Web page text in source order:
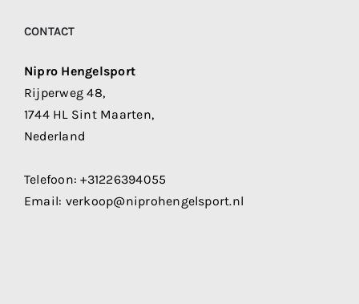
CONTACT
Nipro Hengelsport
Rijperweg 48,
1744 HL Sint Maarten,
Nederland
Telefoon:+31226394055
Email: verkoop@niprohengelsport.nl